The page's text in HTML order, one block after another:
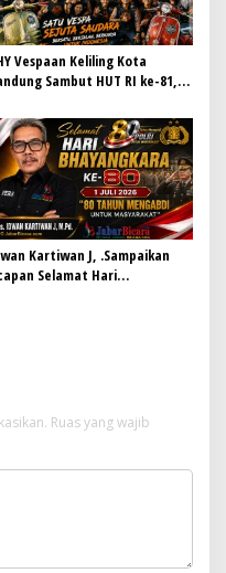
Vespaan Keliling Kota
Sambut HUT RI ke-81,
Kartiwan J, .Sampaikan
Selamat Hari
Ruas yang wajib